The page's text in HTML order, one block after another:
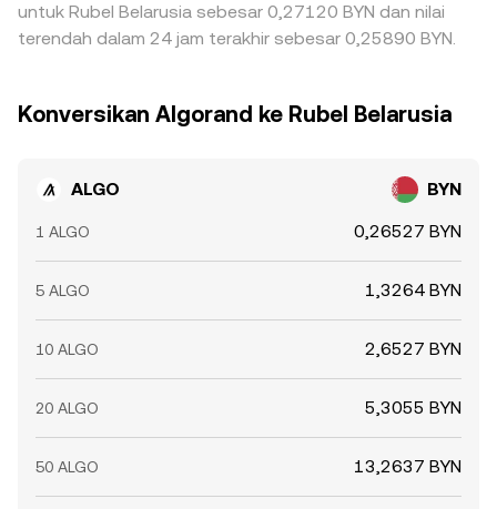
untuk Rubel Belarusia sebesar 0,27120 BYN dan nilai
terendah dalam 24 jam terakhir sebesar 0,25890 BYN.
Konversikan Algorand ke Rubel Belarusia
ALGO BYN
1 ALGO 0,26527 BYN
5 ALGO 1,3264 BYN
10 ALGO 2,6527 BYN
20 ALGO 5,3055 BYN
50 ALGO 13,2637 BYN